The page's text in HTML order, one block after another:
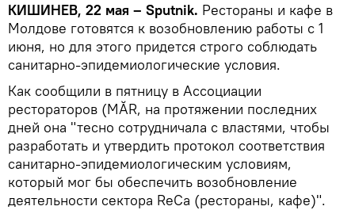
КИШИНЕВ, 22 мая – Sputnik. Рестораны и кафе в
Молдове готовятся к возобновлению работы с 1
июня, но для этого придется строго соблюдать
санитарно-эпидемиологические условия.
Как сообщили в пятницу в Ассоциации
рестораторов (MĂR, на протяжении последних
дней она "тесно сотрудничала с властями, чтобы
разработать и утвердить протокол соответствия
санитарно-эпидемиологическим условиям,
который мог бы обеспечить возобновление
деятельности сектора ReCa (рестораны, кафе)".